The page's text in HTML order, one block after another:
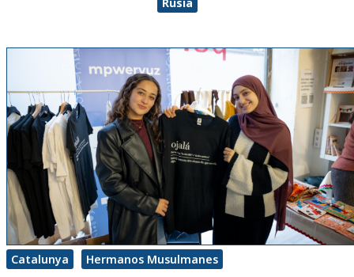
Rusia
Catalunya Hermanos Musulmanes